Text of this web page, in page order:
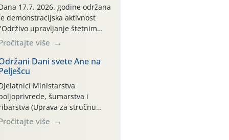
se ne prihvaća.
je osiguran
povrat prazne
isključivo ovih tvrtki:
MAKS, AGRONOM,
TKI* (PINUS […]
17.7. 2026. godine održana
demonstracijska aktivnost
upravljanje štetnim
prema načelima
zaštite pri uzgoju
na pokusnom polju
kraj naselja Belica
parcela ID 2445031)
dio Međimurske
više
Dani svete Ane na
Ministarstva
šumarstva i
(Uprava za stručnu
razvoju poljoprivrede)
su na tradicionalnom
više